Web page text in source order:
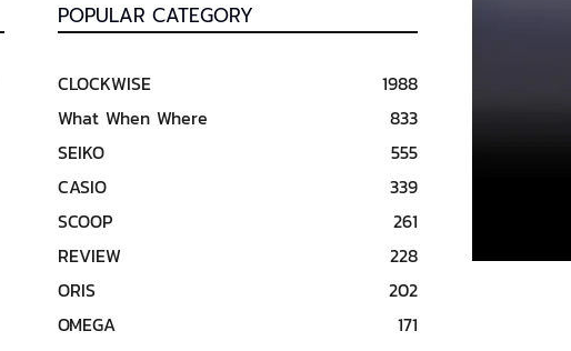
POPULAR CATEGORY
CLOCKWISE
1988
What When Where
833
SEIKO
555
CASIO
339
SCOOP
261
REVIEW
228
ORIS
202
OMEGA
171